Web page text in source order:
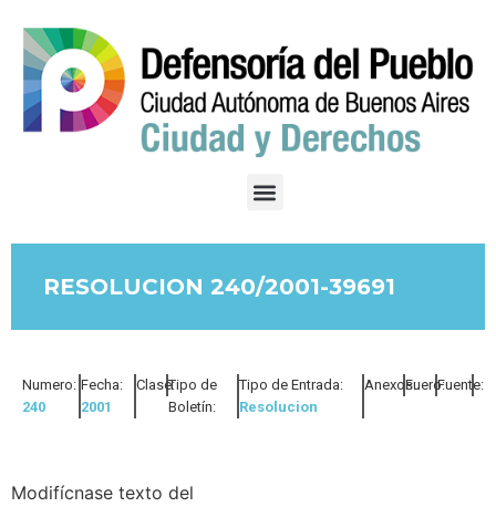
RESOLUCION 240/2001-39691
Numero:
240
Fecha:
2001
Clase:Tipo de
Boletín:
Tipo de Entrada:
Resolucion
Anexos:Fuero:Fuente:
Modifícnase texto del